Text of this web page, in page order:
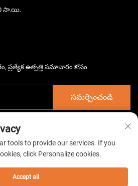
సా.యి.
ప్రత్యేక ఉత్పత్తి సమాచారం కోసం
సమర్పించండి
ఎలక్ట్రోమెకానికల్ కం. లిమిటెడ్. అన్ని
-
tools to provide our services. If you
click Personalize cookies.
Accept all